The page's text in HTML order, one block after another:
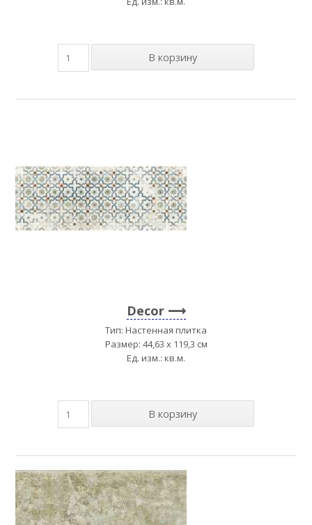
Decor
Тип: Настенная плитка
Размер: 44,63 x 119,3 см
Ед. изм.: кв.м.